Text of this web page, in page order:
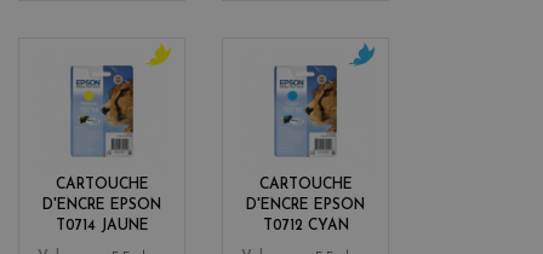
CARTOUCHE
D'ENCRE EPSON
T0714 JAUNE
o
w
CARTOUCHE
D'ENCRE EPSON
T0712 CYAN